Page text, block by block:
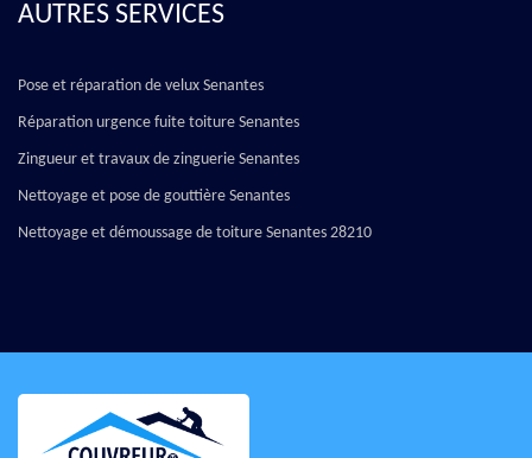
AUTRES SERVICES
Pose et réparation de velux Senantes
Réparation urgence fuite toiture Senantes
Zingueur et travaux de zinguerie Senantes
Nettoyage et pose de gouttière Senantes
Nettoyage et démoussage de toiture Senantes 28210